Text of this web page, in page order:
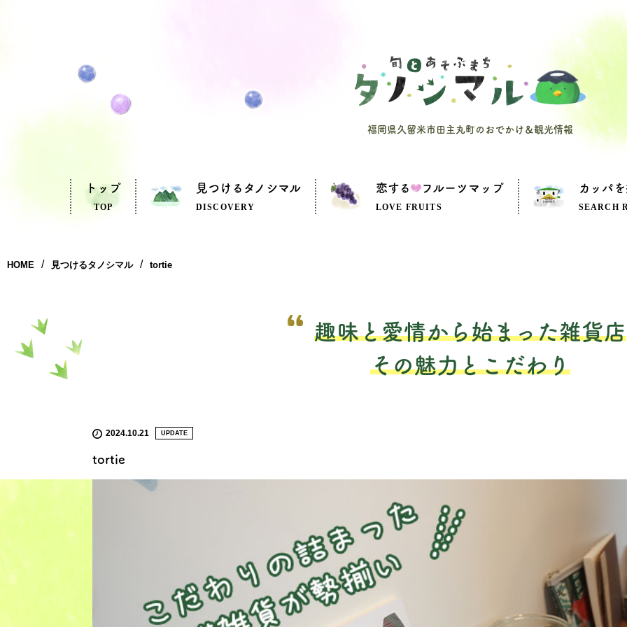
福岡県久留米市田主丸町のおでかけ＆観光情報
トップ
TOP
見つけるタノシマル
DISCOVERY
恋する フルーツマップ
LOVE FRUITS
カッパ
SEARCH
HOME 見つけるタノシマル tortie
趣味と愛情から始まった雑貨店
その魅力とこだわり
2024.10.21 UPDATE
tortie